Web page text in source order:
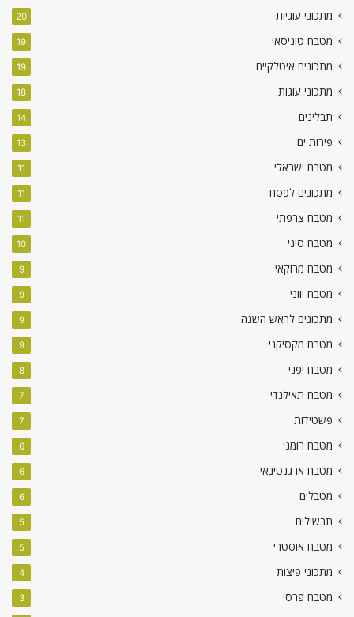
מתכוני עוגיות 20
מטבח טוניסאי 19
מתכונים איטלקיים 19
מתכוני עוגות 18
תבלינים 14
פירות ים 13
מטבח ישראלי 11
מתכונים לפסח 11
מטבח צרפתי 11
מטבח סיני 10
מטבח מרוקאי 9
מטבח יווני 9
מתכונים לראש השנה 9
מטבח מקסיקני 9
מטבח יפני 8
מטבח תאילנדי 7
פשטידות 7
מטבח רומני 6
מטבח ארגנטינאי 6
מטבלים 6
תבשילים 5
מטבח אוסטרי 5
מתכוני פיצות 4
מטבח פרסי 3